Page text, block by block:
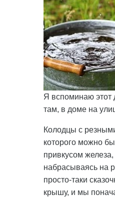
Я вспоминаю этот
там, в доме на
Колодцы с
которого можно
привкусом
набрасываясь на
просто-таки
крышу, и мы